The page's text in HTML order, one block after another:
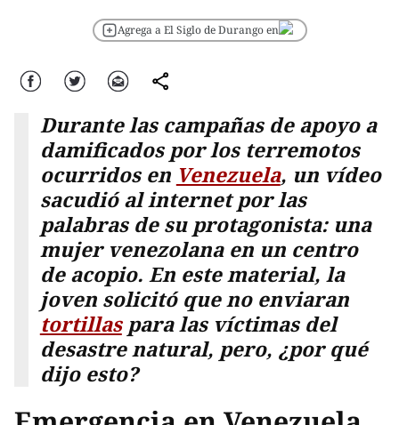
Agrega a El Siglo de Durango en
Facebook Twitter Correo comparte
Durante las campañas de apoyo a
damificados por los terremotos
ocurridos en Venezuela, un vídeo
sacudió al internet por las
palabras de su protagonista: una
mujer venezolana en un centro
de acopio. En este material, la
joven solicitó que no enviaran
tortillaspara las víctimas del
desastre natural, pero, ¿por qué
dijo esto?